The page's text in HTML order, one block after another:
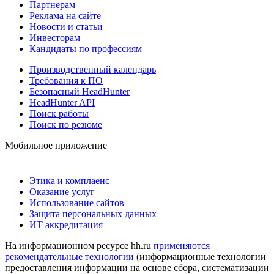
Партнерам
Реклама на сайте
Новости и статьи
Инвесторам
Кандидаты по профессиям
Производственный календарь
Требования к ПО
Безопасный HeadHunter
HeadHunter API
Поиск работы
Поиск по резюме
Мобильное приложение
Этика и комплаенс
Оказание услуг
Использование сайтов
Защита персональных данных
ИТ аккредитация
На информационном ресурсе hh.ru применяются
рекомендательные технологии (информационные технологии
предоставления информации на основе сбора, систематизации